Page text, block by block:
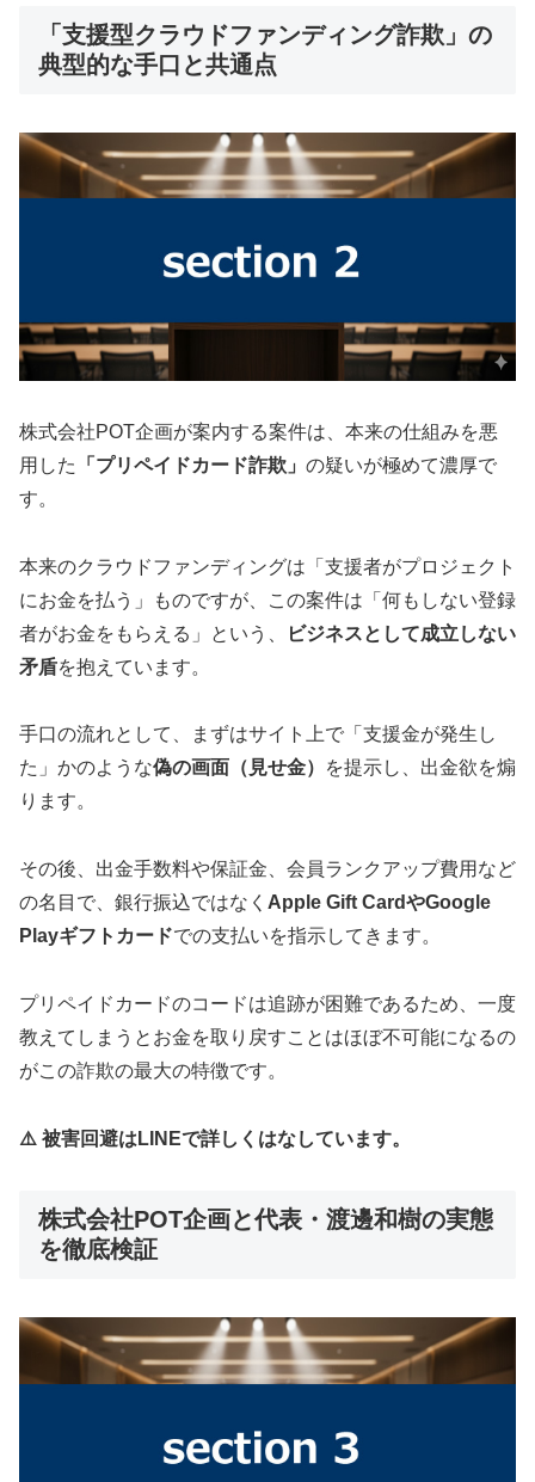
「支援型クラウドファンディング詐欺」の
典型的な手口と共通点
株式会社POT企画が案内する案件は、本来の仕組みを悪
用した
「プリペイドカード詐欺」 の疑いが極めて濃厚で
す。
本来のクラウドファンディングは「支援者がプロジェクト
にお金を払う」ものですが、この案件は「何もしない登録
者がお金をもらえる」という、
ビジネスとして成立しない
矛盾を抱えています。
手口の流れとして、まずはサイト上で「支援金が発生し
た」かのような偽の画面（見せ金）
を提示し、出金欲を煽
ります。
その後、出金手数料や保証金、会員ランクアップ費用など
の名目で、銀行振込ではなく Apple Gift CardやGoogle
Playギフトカードでの支払いを指示してきます。
プリペイドカードのコードは追跡が困難であるため、一度
教えてしまうとお金を取り戻すことはほぼ不可能になるの
がこの詐欺の最大の特徴です。
⚠️ 被害回避はLINEで詳しくはなしています。
株式会社POT企画と代表・渡邊和樹の実態
を徹底検証